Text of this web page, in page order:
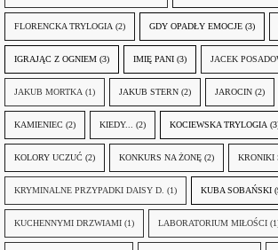
FLORENCKA TRYLOGIA (2) GDY OPADŁY EMOCJE (3)
IGRAJĄC Z OGNIEM (3) IMIĘ PANI (3) JACEK
JAKUB MORTKA (1) JAKUB STERN (2) JAROCIN (2)
KAMIENIEC (2) KIEDY... (2) KOCIEWSKA TRYLOGIA
KOLORY UCZUĆ (2) KONKURS NA ŻONĘ (2) KRONIKI
KRYMINALNE PRZYPADKI DAISY D. (1) KUBA SOBAŃSKI
KUCHENNYMI DRZWIAMI (1) LABORATORIUM MIŁOŚCI